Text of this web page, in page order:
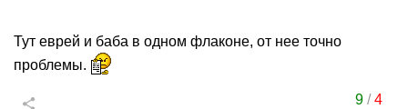
Тут еврей и баба в одном флаконе, от нее точно
проблемы.
9/4